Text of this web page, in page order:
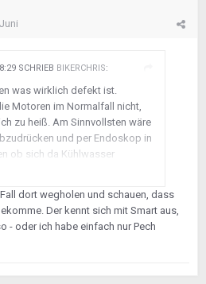
SCHRIEB BIKERCHRIS:
was wirklich defekt ist.
Motoren im Normalfall nicht,
zu heiß. Am Sinnvollsten wäre
und per Endoskop in
ob sich da Kühlwasser
dort wegholen und schauen, dass
Der kennt sich mit Smart aus,
- oder ich habe einfach nur Pech